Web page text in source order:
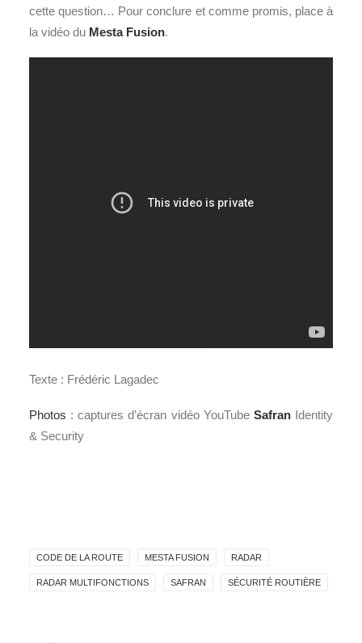
cette question… Pour conclure et comme promis, place à
la vidéo du Mesta Fusion.
Texte : Frédéric Lagadec
Photos : captures d’écran vidéo YouTube SafranIdentity
& Security
CODE DE LA ROUTE MESTA FUSION RADAR
RADAR MULTIFONCTIONS SAFRAN SÉCURITÉ ROUTIÈRE